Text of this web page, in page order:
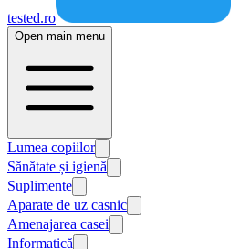
tested.ro
Open main menu
Lumea copiilor
Sănătate și igienă
Suplimente
Aparate de uz casnic
Amenajarea casei
Informatică